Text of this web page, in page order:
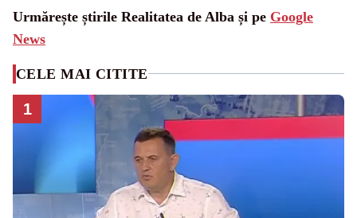
Urmărește știrile Realitatea de Alba și pe Google
News
CELE MAI CITITE
1